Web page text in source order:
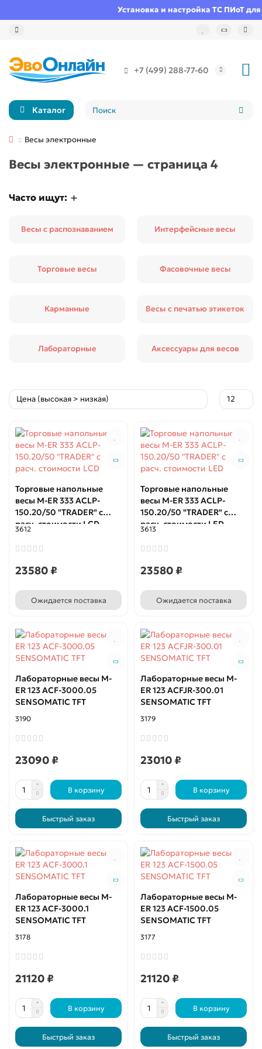
Установка и настройка ТС ПИоТ
+7 (499) 288-77-60
Каталог
Весы электронные
Весы электронные — страница 4
Часто ищут:
Весы с распознаванием Интерфейсные весы
Торговые весы Фасовочные весы
Карманные Весы с печатью этикеток
Лабораторные Аксессуары для весов
Торговые напольные
весы M-ER 333 ACLP-
150.20/50 "TRADER" с
расч. стоимости LCD
3612
23580 ₽
Ожидается поставка
Торговые напольные
весы M-ER 333 ACLP-
150.20/50 "TRADER" с
расч. стоимости LED
3613
23580 ₽
Ожидается поставка
Лабораторные весы M-
ER 123 АCF-3000.05
SENSOMATIC TFT
3190
23090 ₽
В корзину
Быстрый заказ
Лабораторные весы M-
ER 123 АCFJR-300.01
SENSOMATIC TFT
3179
23010 ₽
В корзину
Быстрый заказ
Лабораторные весы M-
ER 123 АCF-3000.1
SENSOMATIC TFT
3178
21120 ₽
В корзину
Быстрый заказ
Лабораторные весы M-
ER 123 АCF-1500.05
SENSOMATIC TFT
3177
21120 ₽
В корзину
Быстрый заказ